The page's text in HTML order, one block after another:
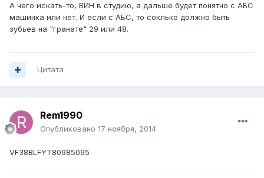
А чего искать-то, ВИН в студию, а дальше будет понятно с АБС
машинка или нет. И если с АБС, то соклько должно быть
зубьев на "гранате" 29 или 48.
Цитата
Rem1990
Опубликовано 17 ноября, 2014
VF38BLFYT80985095